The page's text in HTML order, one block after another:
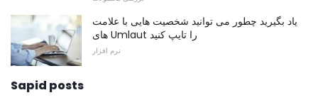
یاد بگیرید چطور می توانید شخصیت هایی با علامت
های Umlaut را تایپ کنید
نرم افزار
Sapid posts